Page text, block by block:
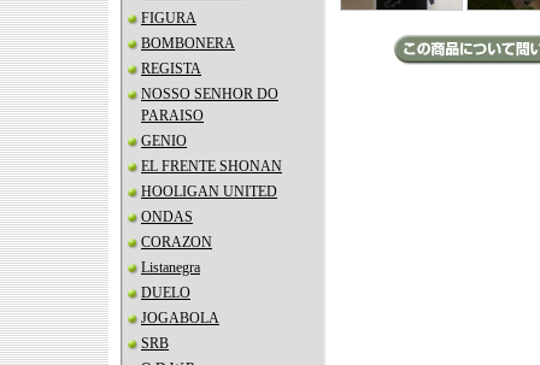
FIGURA
BOMBONERA
REGISTA
NOSSO SENHOR DO
PARAISO
GENIO
EL FRENTE SHONAN
HOOLIGAN UNITED
ONDAS
CORAZON
Listanegra
DUELO
JOGABOLA
SRB